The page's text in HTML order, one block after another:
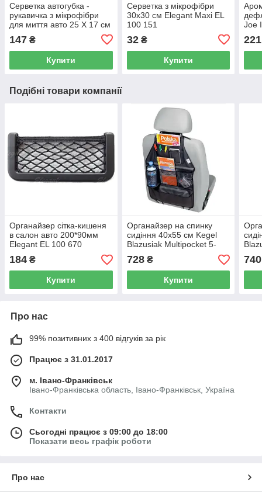
Серветка автогубка -
рукавичка з мікрофібри
для миття авто 25 Х 17 см
Elegant Maxi EL 100 153
147 ₴
Купити
Серветка з мікрофібри
30x30 см Elegant Maxi EL
100 151
32₴
Купити
Joe
221
Подібні товари компанії
Органайзер сітка-кишеня
в салон авто 200*90мм
Elegant EL 100 670
184 ₴
Купити
Органайзер на спинку
сидіння 40х55 см Kegel
Blazusiak Multipocket 5-
5409-244-4010
728₴
Купити
740
Про нас
99% позитивних з 400 відгуків за рік
Працює з 31.01.2017
м. Івано-Франківськ
Івано-Франківська область, Івано-Франківськ, Україна
Контакти
Сьогодні працює з 09:00 до 18:00
Показати весь графік роботи
Про нас